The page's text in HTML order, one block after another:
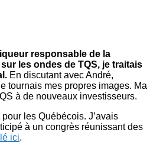
responsable de la
les ondes de TQS, je traitais
En discutant avec André,
tournais mes propres images. Ma
à de nouveaux investisseurs.
les Québécois. J’avais
à un congrès réunissant des
ici.